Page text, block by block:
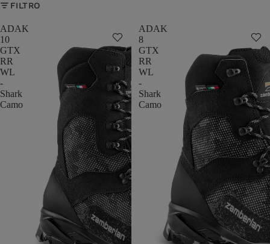
FILTRO
ADAK
10
GTX
RR
WL
-
Shark
Camo
ADAK
8
GTX
RR
WL
-
Shark
Camo